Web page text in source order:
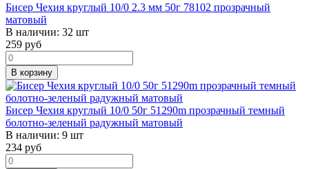
Бисер Чехия круглый 10/0 2.3 мм 50г 78102 прозрачный
матовый
В наличии: 32 шт
259 руб
В корзину
Бисер Чехия круглый 10/0 50г 51290m прозрачный темный
болотно-зеленый радужный матовый
В наличии: 9 шт
234 руб